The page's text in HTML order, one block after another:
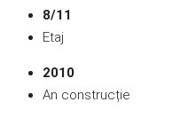
8/11
Etaj
2010
An construcție